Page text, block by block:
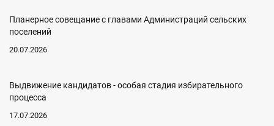
Планерное совещание с главами Администраций сельских
поселений
20.07.2026
Выдвижение кандидатов - особая стадия избирательного
процесса
17.07.2026